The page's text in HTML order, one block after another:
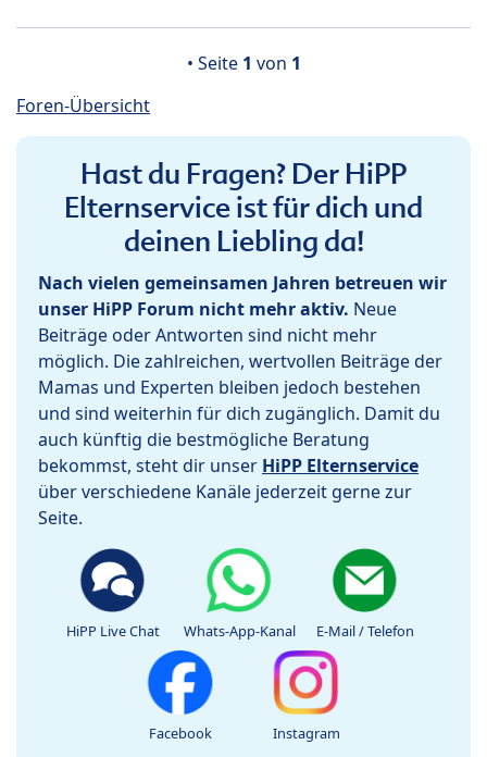
• Seite 1 von 1
Foren-Übersicht
Hast du Fragen? Der HiPP
Elternservice ist für dich und
deinen Liebling da!
Nach vielen gemeinsamen Jahren betreuen wir
unser HiPP Forum nicht mehr aktiv. Neue
Beiträge oder Antworten sind nicht mehr
möglich. Die zahlreichen, wertvollen Beiträge der
Mamas und Experten bleiben jedoch bestehen
und sind weiterhin für dich zugänglich. Damit du
auch künftig die bestmögliche Beratung
bekommst, steht dir unser HiPP Elternservice
über verschiedene Kanäle jederzeit gerne zur
Seite.
HiPP Live Chat Whats-App-Kanal E-Mail / Telefon
Facebook Instagram